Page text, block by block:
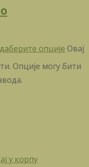
опције Овај
Опције могу бити
у корпу